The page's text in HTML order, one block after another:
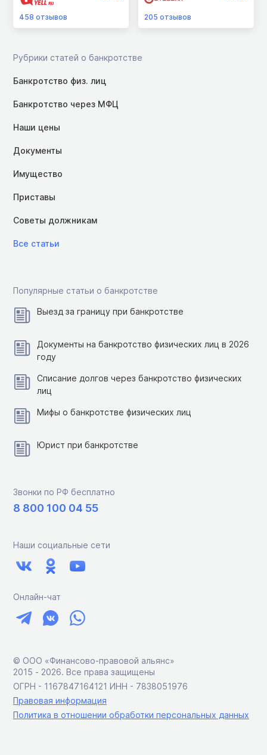
458 отзывов 205отзывов
Рубрики статей о банкротстве
Банкротство физ. лиц
Банкротство через МФЦ
Наши цены
Документы
Имущество
Приставы
Советы должникам
Все статьи
Популярные статьи о банкротстве
Выезд за границу при банкротстве
Документы на банкротство физических лиц в 2026
году
Списание долгов через банкротство физических
лиц
Мифы о банкротстве физических лиц
Юрист при банкротстве
Звонки по РФ бесплатно
8 800 100 04 55
Наши социальные сети
Онлайн-чат
© ООО «Финансово-правовой альянс»
2015 ‑ 2026. Все права защищены
ОГРН - 1167847164121 ИНН - 7838051976
Правовая информация
Политика в отношении обработки персональных данных